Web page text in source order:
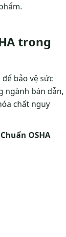
trong
bảo vệ sức
ngành bán dẫn,
chất nguy
OSHA